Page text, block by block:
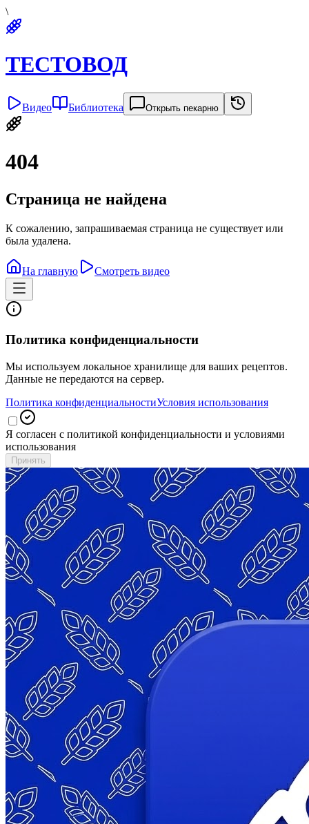
\
ТЕСТОВОД
Видео Библиотека Открыть пекарню
404
Страница не найдена
К сожалению, запрашиваемая страница не существует или
была удалена.
На главную Смотреть видео
Политика конфиденциальности
Мы используем локальное хранилище для ваших рецептов.
Политика конфиденциальностиУсловия использования
Я согласен с политикой конфиденциальности и условиями
использования
Принять